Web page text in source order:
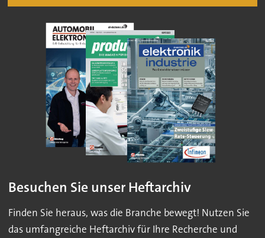
Besuchen Sie unser Heftarchiv
Finden Sie heraus, was die Branche bewegt! Nutzen Sie
das umfangreiche Heftarchiv für Ihre Recherche und